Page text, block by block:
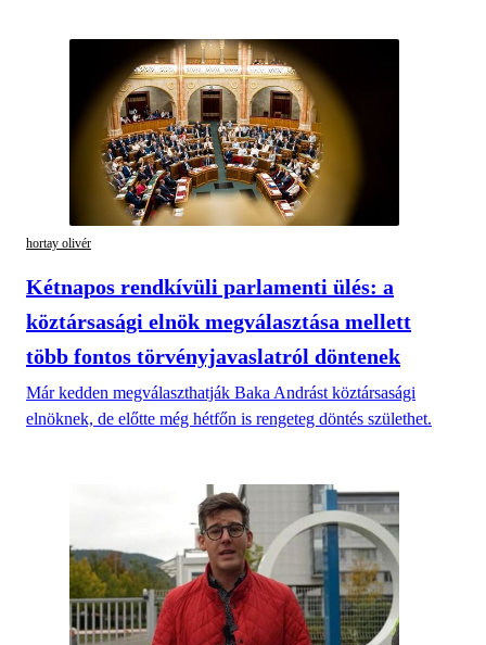
hortay olivér
Kétnapos rendkívüli parlamenti ülés: a
köztársasági elnök megválasztása mellett
több fontos törvényjavaslatról döntenek
Már kedden megválaszthatják Baka Andrást köztársasági
elnöknek, de előtte még hétfőn is rengeteg döntés születhet.